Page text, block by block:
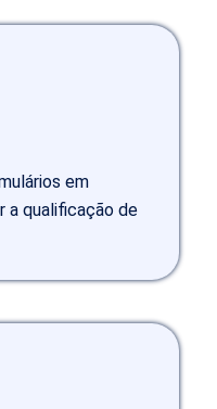
em
a qualificação de